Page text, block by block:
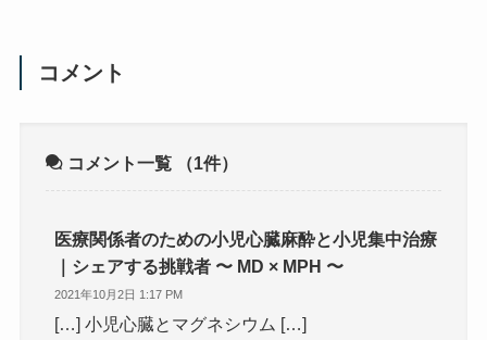
コメント
コメント一覧 （1件）
医療関係者のための小児心臓麻酔と小児集中治療
｜シェアする挑戦者 〜 MD × MPH 〜
2021年10月2日 1:17 PM
[…] 小児心臓とマグネシウム […]